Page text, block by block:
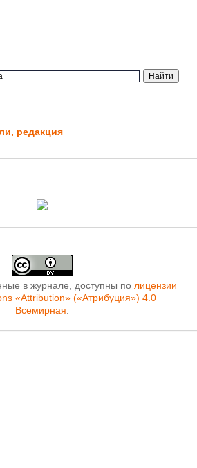
редакция
в журнале, доступны по лицензии
«Attribution» («Атрибуция») 4.0
Всемирная